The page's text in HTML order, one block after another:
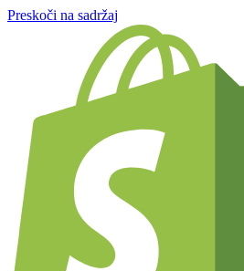
Preskoči na sadržaj